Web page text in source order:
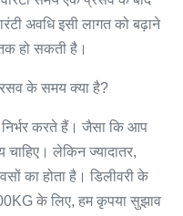
अवधि इसी लागत को बढ़ाने
हो सकती है।
के समय क्या है?
करते हैं। जैसा कि आप
चाहिए। लेकिन ज्यादातर,
का होता है। डिलीवरी के
के लिए, हम कृपया सुझाव